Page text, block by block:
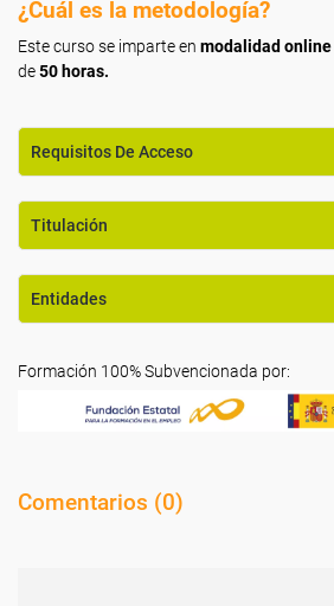
¿Cuál es la metodología?
Este curso se imparte en modalidad online
de50 horas.
Requisitos De Acceso
Titulación
Entidades
Formación 100% Subvencionada por:
Comentarios (0)